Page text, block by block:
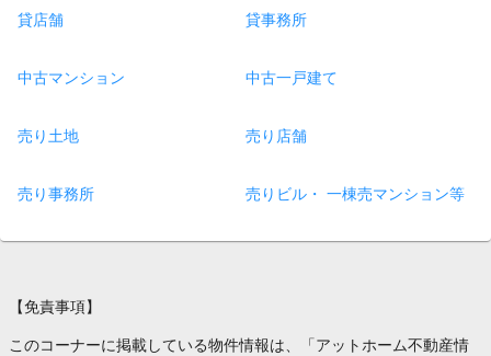
貸店舗 貸事務所
中古マンション 中古一戸建て
売り土地 売り店舗
売り事務所 売りビル・ 一棟売マンション等
【免責事項】
このコーナーに掲載している物件情報は、「アットホーム不動産情